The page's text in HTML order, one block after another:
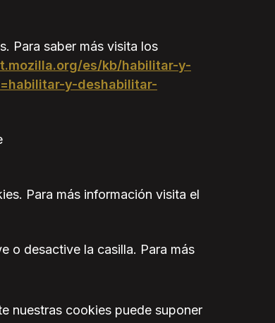
Para saber más visita los
es/kb/habilitar-y-
y-deshabilitar-
Para más información visita el
o desactive la casilla. Para más
nuestras cookies puede suponer